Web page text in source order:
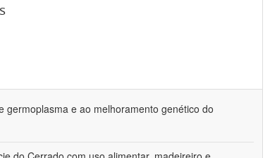
germoplasma e ao melhoramento genético do